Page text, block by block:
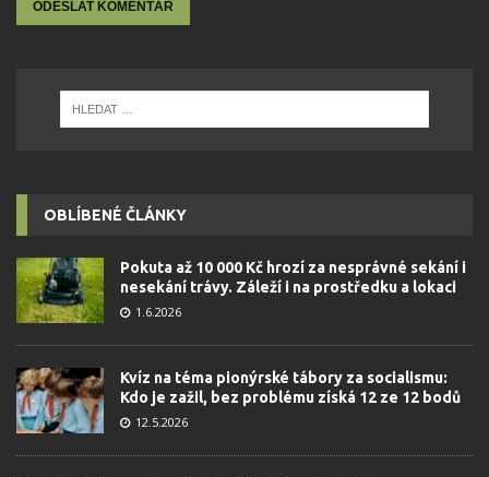
OBLÍBENÉ ČLÁNKY
Pokuta až 10 000 Kč hrozí za nesprávné sekání i
nesekání trávy. Záleží i na prostředku a lokaci
1.6.2026
Kvíz na téma pionýrské tábory za socialismu:
Kdo je zažil, bez problému získá 12 ze 12 bodů
12.5.2026